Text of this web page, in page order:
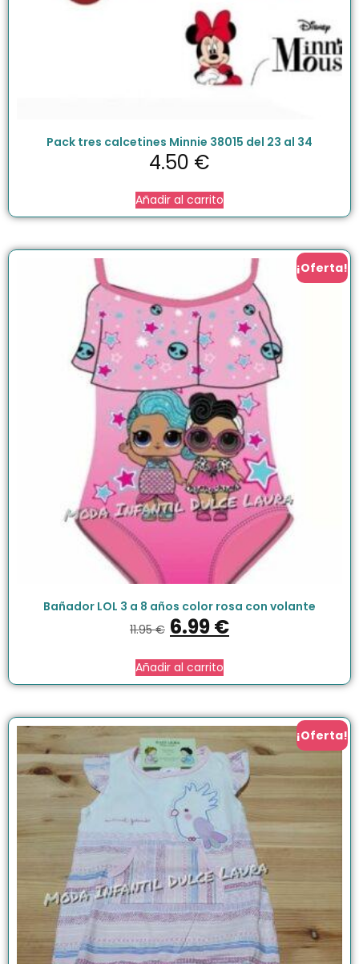
Pack tres calcetines Minnie 38015 del 23 al 34
4.50 €
Añadir al carrito
¡Oferta!
Bañador LOL 3 a 8 años color rosa con volante
11.95€ 6.99€
Añadir al carrito
¡Oferta!